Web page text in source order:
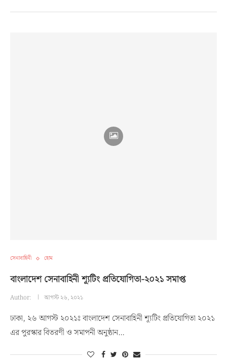
সেনাবাহিনী হোম
বাংলাদেশ সেনাবাহিনী শ্যূটিং প্রতিযোগিতা-২০২১ সমাপ্ত
Author: আগস্ট ২৬, ২০২১
ঢাকা, ২৬ আগস্ট ২০২১ঃ বাংলাদেশ সেনাবাহিনী শ্যূটিং প্রতিযোগিতা ২০২১
এর পুরস্কার বিতরণী ও সমাপনী অনুষ্ঠান…